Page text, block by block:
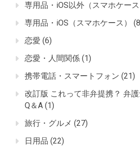
専用品・iOS以外（スマホケース
専用品・iOS（スマホケース）
恋愛 (6)
恋愛・人間関係 (1)
携帯電話・スマートフォン (21)
改訂版 これって非弁提携？ 弁
Q＆A (1)
旅行・グルメ (27)
日用品 (22)